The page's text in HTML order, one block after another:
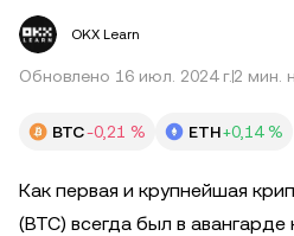
OKX Learn
Обновлено 16 июл. 2024 г. 2 мин.
BTC-0,21 % ETH+0,14 %
Как первая и крупнейшая
(BTC) всегда был в